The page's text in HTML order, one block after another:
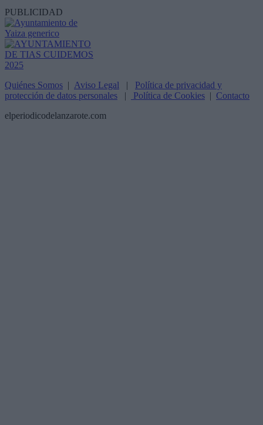
PUBLICIDAD
Quiénes Somos | Aviso Legal | Política de privacidad y
protección de datos personales | Política de Cookies | Contacto
elperiodicodelanzarote.com